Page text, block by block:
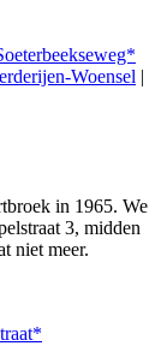
Woensel |
in 1965. We
3, midden
niet meer.